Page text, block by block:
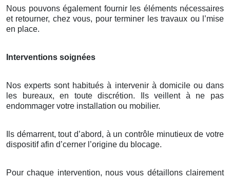
Nous pouvons également fournir les éléments nécessaires
et retourner, chez vous, pour terminer les travaux ou l’mise
en place.
Interventions soignées
Nos experts sont habitués à intervenir à domicile ou dans
les bureaux, en toute discrétion. Ils veillent à ne pas
endommager votre installation ou mobilier.
Ils démarrent, tout d’abord, à un contrôle minutieux de votre
dispositif afin d’cerner l’origine du blocage.
Pour chaque intervention, nous vous détaillons clairement